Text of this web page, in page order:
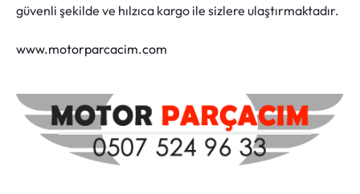
güvenli şekilde ve hılzıca kargo ile sizlere ulaştırmaktadır.
www.motorparcacim.com